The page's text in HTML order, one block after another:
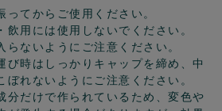
ってからご使用ください。
飲用には使用しないでください。
らないようにご注意ください。
び時はしっかりキャップを締め、中
ぼれないようにご注意ください。
分だけで作られているため、変色や